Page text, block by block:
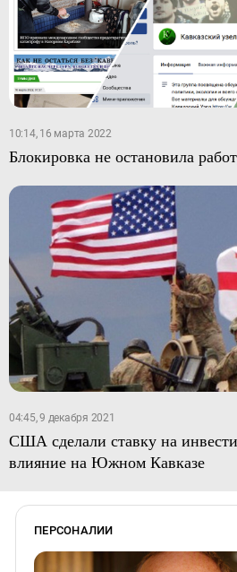
10:14, 16 марта 2022
Блокировка не остановила
04:45, 9 декабря 2021
США сделали ставку на
влияние на Южном Кавказе
ПЕРСОНАЛИИ